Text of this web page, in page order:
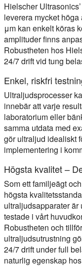
Hielscher
leverera mycket
μm kan enkelt köras
amplituder finns
Robustheten hos
24/7 drift vid tung
Enkel, riskfri
Ultraljudsprocesser
innebär att varje
laboratorium eller
samma utdata med
gör ultraljud idealiskt
implementering i
Högsta kvalitet –
Som ett familjeägt
högsta
ultraljudsapparater
testade i vårt
Robustheten och
ultraljudsutrustning
24/7 drift under full
naturlig egenskap